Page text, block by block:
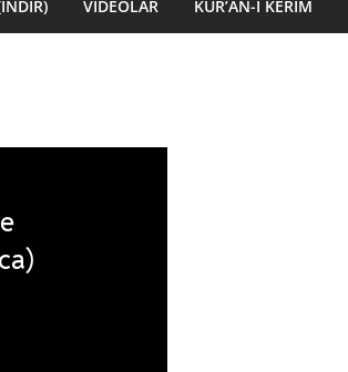
VİDEOLAR KUR’AN-I KERİM